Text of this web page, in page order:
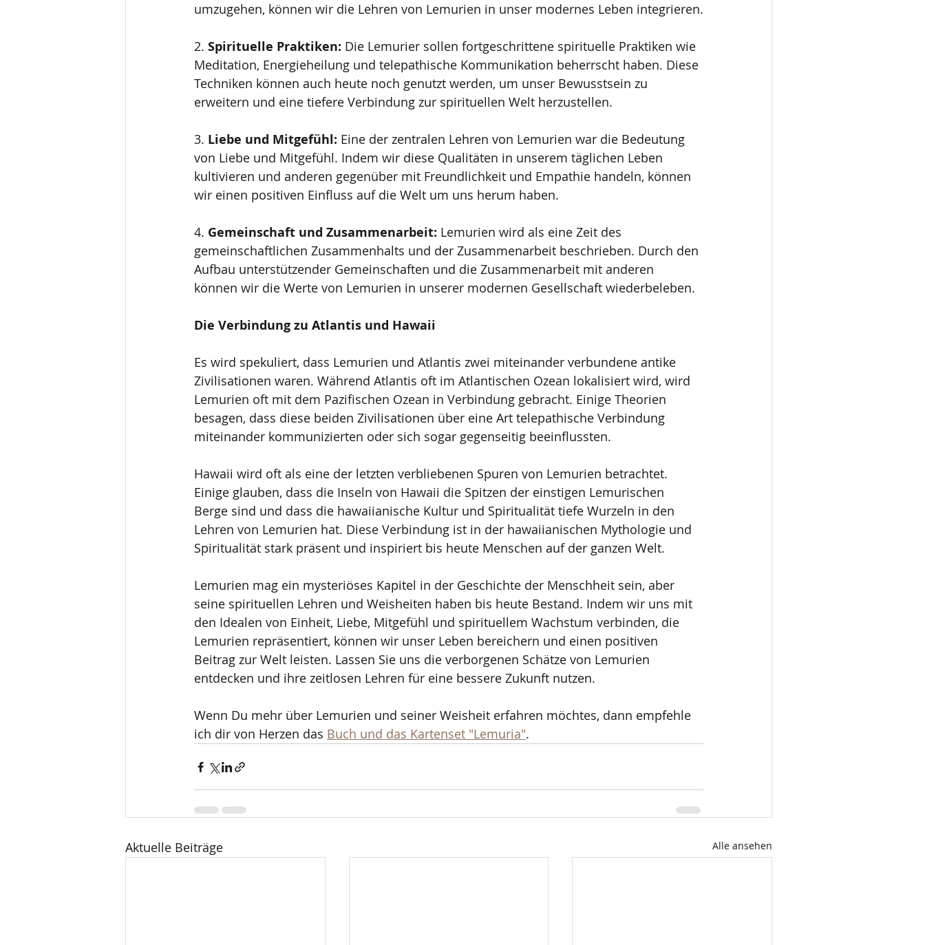
umzugehen, können wir die Lehren von Lemurien in unser modernes Leben integrieren.
2. Spirituelle Praktiken: Die Lemurier sollen fortgeschrittene spirituelle Praktiken wie
Meditation, Energieheilung und telepathische Kommunikation beherrscht haben. Diese
Techniken können auch heute noch genutzt werden, um unser Bewusstsein zu
erweitern und eine tiefere Verbindung zur spirituellen Welt herzustellen.
3. Liebe und Mitgefühl: Eine der zentralen Lehren von Lemurien war die Bedeutung
von Liebe und Mitgefühl. Indem wir diese Qualitäten in unserem täglichen Leben
kultivieren und anderen gegenüber mit Freundlichkeit und Empathie handeln, können
wir einen positiven Einfluss auf die Welt um uns herum haben.
4. Gemeinschaft und Zusammenarbeit: Lemurien wird als eine Zeit des
gemeinschaftlichen Zusammenhalts und der Zusammenarbeit beschrieben. Durch den
Aufbau unterstützender Gemeinschaften und die Zusammenarbeit mit anderen
können wir die Werte von Lemurien in unserer modernen Gesellschaft wiederbeleben.
Die Verbindung zu Atlantis und Hawaii
Es wird spekuliert, dass Lemurien und Atlantis zwei miteinander verbundene antike
Zivilisationen waren. Während Atlantis oft im Atlantischen Ozean lokalisiert wird, wird
Lemurien oft mit dem Pazifischen Ozean in Verbindung gebracht. Einige Theorien
besagen, dass diese beiden Zivilisationen über eine Art telepathische Verbindung
miteinander kommunizierten oder sich sogar gegenseitig beeinflussten.
Hawaii wird oft als eine der letzten verbliebenen Spuren von Lemurien betrachtet.
Einige glauben, dass die Inseln von Hawaii die Spitzen der einstigen Lemurischen
Berge sind und dass die hawaiianische Kultur und Spiritualität tiefe Wurzeln in den
Lehren von Lemurien hat. Diese Verbindung ist in der hawaiianischen Mythologie und
Spiritualität stark präsent und inspiriert bis heute Menschen auf der ganzen Welt.
Lemurien mag ein mysteriöses Kapitel in der Geschichte der Menschheit sein, aber
seine spirituellen Lehren und Weisheiten haben bis heute Bestand. Indem wir uns mit
den Idealen von Einheit, Liebe, Mitgefühl und spirituellem Wachstum verbinden, die
Lemurien repräsentiert, können wir unser Leben bereichern und einen positiven
Beitrag zur Welt leisten. Lassen Sie uns die verborgenen Schätze von Lemurien
entdecken und ihre zeitlosen Lehren für eine bessere Zukunft nutzen.
Wenn Du mehr über Lemurien und seiner Weisheit erfahren möchtes, dann empfehle
ich dir von Herzen das Buch und das Kartenset "Lemuria".
Aktuelle Beiträge Alle ansehen